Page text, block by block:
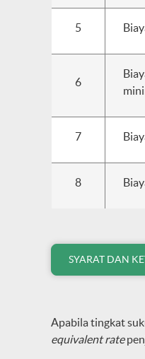
5
6
7
8
SYARAT DAN
Apabila tingkat
equivalent rate